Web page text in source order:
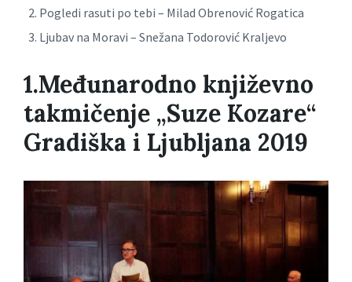
Pogledi rasuti po tebi – Milad Obrenović Rogatica
Ljubav na Moravi – Snežana Todorović Kraljevo
1.Međunarodno književno
takmičenje „Suze Kozare“
Gradiška i Ljubljana 2019